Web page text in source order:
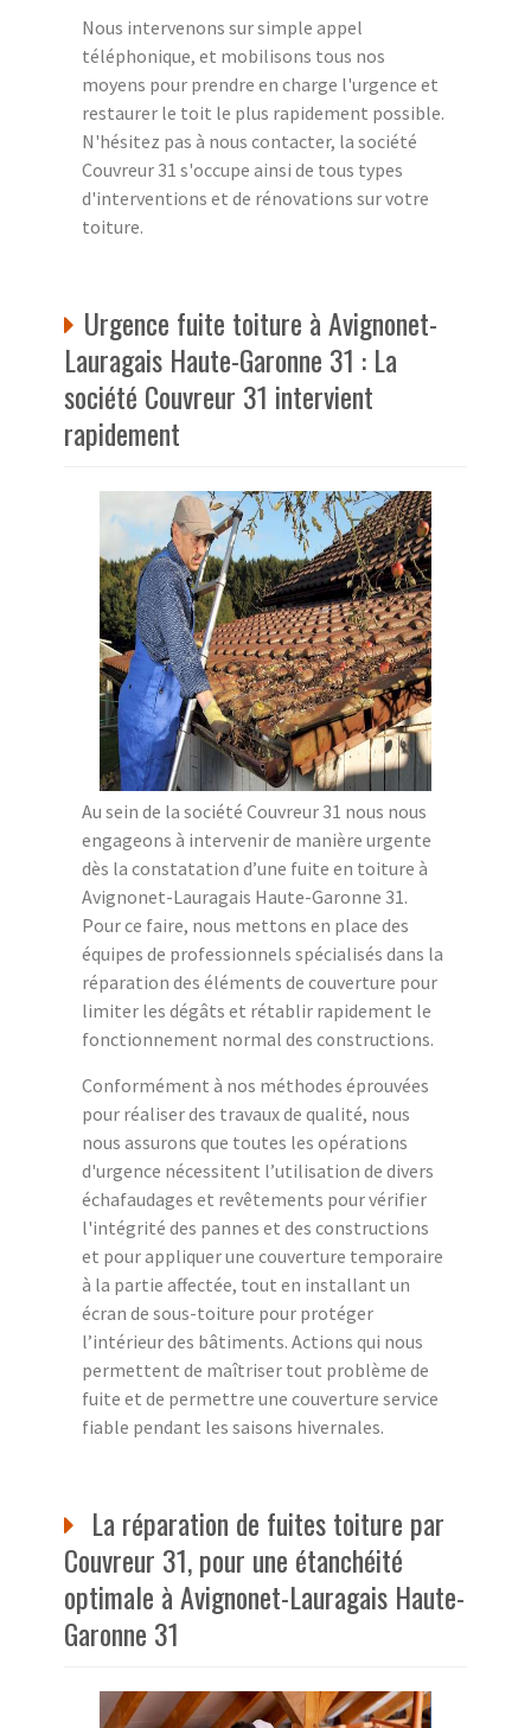
Nous intervenons sur simple appel
téléphonique, et mobilisons tous nos
moyens pour prendre en charge l'urgence et
restaurer le toit le plus rapidement possible.
N'hésitez pas à nous contacter, la société
Couvreur 31 s'occupe ainsi de tous types
d'interventions et de rénovations sur votre
toiture.
Urgence fuite toiture à Avignonet-
Lauragais Haute-Garonne 31 : La
société Couvreur 31 intervient
rapidement
Au sein de la société Couvreur 31 nous nous
engageons à intervenir de manière urgente
dès la constatation d’une fuite en toiture à
Avignonet-Lauragais Haute-Garonne 31.
Pour ce faire, nous mettons en place des
équipes de professionnels spécialisés dans la
réparation des éléments de couverture pour
limiter les dégâts et rétablir rapidement le
fonctionnement normal des constructions.
Conformément à nos méthodes éprouvées
pour réaliser des travaux de qualité, nous
nous assurons que toutes les opérations
d'urgence nécessitent l’utilisation de divers
échafaudages et revêtements pour vérifier
l'intégrité des pannes et des constructions
et pour appliquer une couverture temporaire
à la partie affectée, tout en installant un
écran de sous-toiture pour protéger
l’intérieur des bâtiments. Actions qui nous
permettent de maîtriser tout problème de
fuite et de permettre une couverture service
fiable pendant les saisons hivernales.
La réparation de fuites toiture par
Couvreur 31, pour une étanchéité
optimale à Avignonet-Lauragais Haute-
Garonne 31